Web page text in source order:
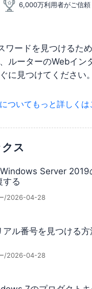
6,000万利用者がご信頼
ワードを見つけるた
ルーターのWebイン
に見つけてください。
ついてもっと詳しく
ス
Server 2019
する
/2026-04-28
ル番号を見つける方
/2026-04-28